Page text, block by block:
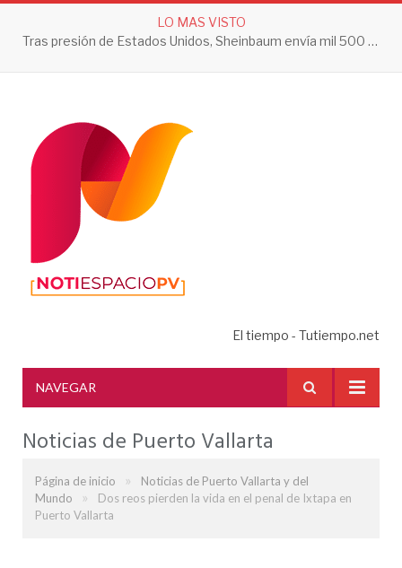
LO MAS VISTO
Tras presión de Estados Unidos, Sheinbaum envía mil 500 soldados a Michoacán
El tiempo - Tutiempo.net
NAVEGAR
Noticias de Puerto Vallarta
Página de inicio »
Noticias de Puerto Vallarta y del
Mundo
»
Dos reos pierden la vida en el penal de Ixtapa en
Puerto Vallarta